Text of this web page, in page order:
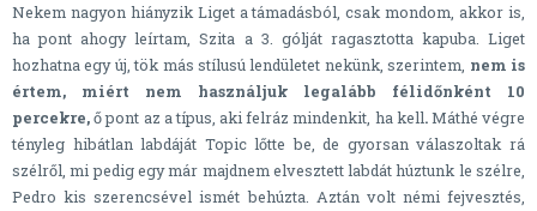
Nekem nagyon hiányzik Liget a támadásból, csak mondom, akkor is,
ha pont ahogy leírtam, Szita a 3. gólját ragasztotta kapuba. Liget
hozhatna egy új, tök más stílusú lendületet nekünk, szerintem, nem is
értem, miért nem használjuk legalább félidőnként 10
percekre,ő pont az a típus, aki felráz mindenkit, ha kell.Máthé végre
tényleg hibátlan labdáját Topic lőtte be, de gyorsan válaszoltak rá
szélről, mi pedig egy már majdnem elvesztett labdát húztunk le szélre,
Pedro kis szerencsével ismét behúzta. Aztán volt némi fejvesztés,